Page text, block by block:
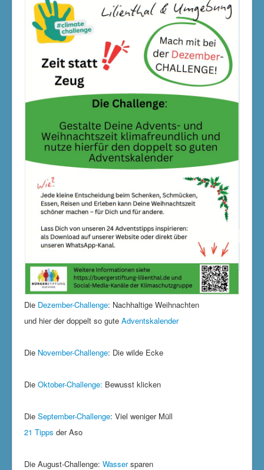
Die Dezember-Challenge: Nachhaltige Weihnachten
und hier der doppelt so gute Adventskalender
Die November-Challenge: Die wilde Ecke
Die Oktober-Challenge: Bewusst klicken
Die September-Challenge: Viel weniger Müll
21 Tipps der Aso
Die August-Challenge: Wassersparen